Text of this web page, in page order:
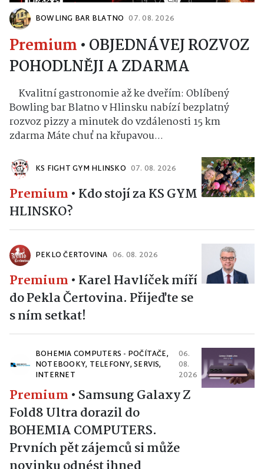
BOWLING BAR BLATNO 07. 08. 2026
Premium • OBJEDNÁVEJ ROZVOZ
POHODLNĚJI A ZDARMA
Kvalitní gastronomie až ke dveřím: Oblíbený
Bowling bar Blatno v Hlinsku nabízí bezplatný
rozvoz pizzy a minutek do vzdálenosti 15 km
zdarma Máte chuť na křupavou...
KS FIGHT GYM HLINSKO 07. 08. 2026
Premium • Kdo stojí za KS GYM
HLINSKO?
PEKLO ČERTOVINA 06. 08. 2026
Premium • Karel Havlíček míří
do Pekla Čertovina. Přijeďte se
s ním setkat!
BOHEMIA COMPUTERS - POČÍTAČE,
NOTEBOOKY, TELEFONY, SERVIS,
INTERNET
06.
08.
2026
Premium • Samsung Galaxy Z
Fold8 Ultra dorazil do
BOHEMIA COMPUTERS.
Prvních pět zájemců si může